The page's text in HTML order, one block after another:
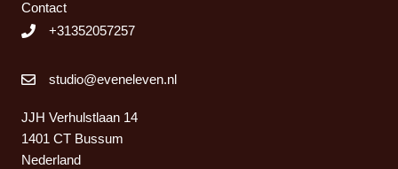
Contact
+31352057257
studio@eveneleven.nl
JJH Verhulstlaan 14
1401 CT Bussum
Nederland